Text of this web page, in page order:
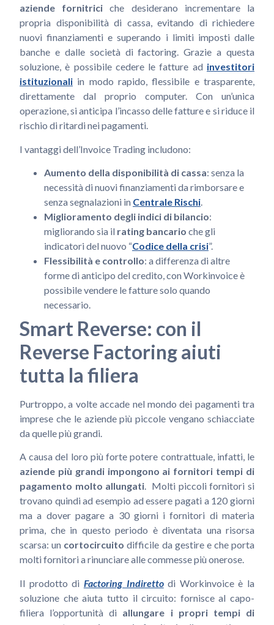
aziende fornitrici che desiderano incrementare la
propria disponibilità di cassa, evitando di richiedere
nuovi finanziamenti e superando i limiti imposti dalle
banche e dalle società di factoring. Grazie a questa
soluzione, è possibile cedere le fatture ad investitori
istituzionali in modo rapido, flessibile e trasparente,
direttamente dal proprio computer. Con un’unica
operazione, si anticipa l’incasso delle fatture e si riduce il
rischio di ritardi nei pagamenti.
I vantaggi dell’Invoice Trading includono:
Aumento della disponibilità di cassa: senza la
necessità di nuovi finanziamenti da rimborsare e
senza segnalazioni in Centrale Rischi.
Miglioramento degli indici di bilancio:
migliorando sia il rating bancario che gli
indicatori del nuovo “Codice della crisi”.
Flessibilità e controllo: a differenza di altre
forme di anticipo del credito, con Workinvoice è
possibile vendere le fatture solo quando
necessario.
Smart Reverse: con il
Reverse Factoring aiuti
tutta la filiera
Purtroppo, a volte accade nel mondo dei pagamenti tra
imprese che le aziende più piccole vengano schiacciate
da quelle più grandi.
A causa del loro più forte potere contrattuale, infatti, le
aziende più grandi impongono ai fornitori tempi di
pagamento molto allungati. Molti piccoli fornitori si
trovano quindi ad esempio ad essere pagati a 120 giorni
ma a dover pagare a 30 giorni i fornitori di materia
prima, che in questo periodo è diventata una risorsa
scarsa: un cortocircuito difficile da gestire e che porta
molti fornitori a rinunciare alle commesse più onerose.
Il prodotto di Factoring Indirettodi Workinvoice è la
soluzione che aiuta tutto il circuito: fornisce al capo-
filiera l’opportunità di allungare i propri tempi di